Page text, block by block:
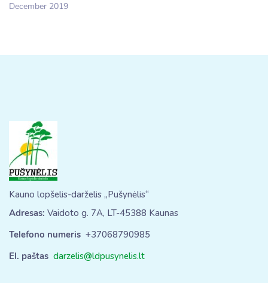
December 2019
Kauno lopšelis-darželis „Pušynėlis“
Adresas: Vaidoto g. 7A, LT-45388 Kaunas
Telefono numeris +37068790985
El. paštas darzelis@ldpusynelis.lt